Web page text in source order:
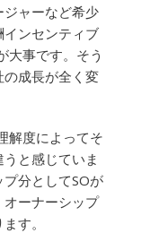
ャーなど希少
ンセンティブ
大事です。そう
の成長が全く変
解度によってそ
と感じていま
分としてSOが
ーナーシップ
す。